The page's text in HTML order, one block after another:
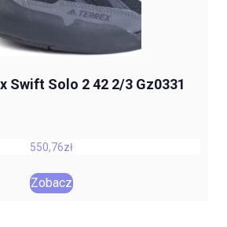
Swift Solo 2 42 2/3 Gz0331
550,76zł
Zobacz